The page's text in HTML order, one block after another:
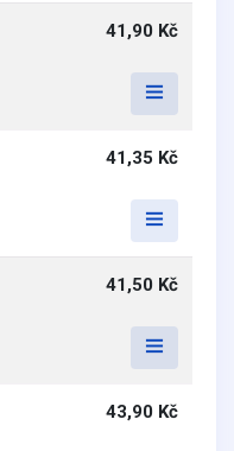
41,90 Kč
41,35 Kč
41,50 Kč
43,90 Kč